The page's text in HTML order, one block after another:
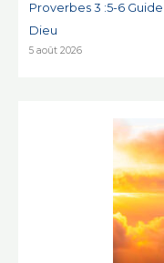
Proverbes 3 :5-6
Dieu
5 août 2026